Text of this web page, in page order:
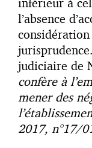
l’absence
judiciaire de
confère à
mener des
2017, n°17/